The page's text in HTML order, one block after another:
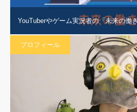
YouTuberやゲーム実況者の「未来の働
プロフィール